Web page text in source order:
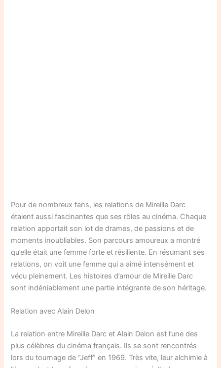
Pour de nombreux fans, les relations de Mireille Darc
étaient aussi fascinantes que ses rôles au cinéma. Chaque
relation apportait son lot de drames, de passions et de
moments inoubliables. Son parcours amoureux a montré
qu’elle était une femme forte et résiliente. En résumant ses
relations, on voit une femme qui a aimé intensément et
vécu pleinement. Les histoires d’amour de Mireille Darc
sont indéniablement une partie intégrante de son héritage.
Relation avec Alain Delon
La relation entre Mireille Darc et Alain Delon est l’une des
plus célèbres du cinéma français. Ils se sont rencontrés
lors du tournage de “Jeff” en 1969. Très vite, leur alchimie à